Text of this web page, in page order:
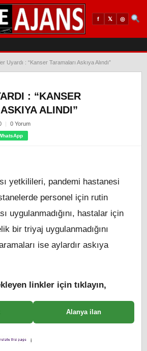
f 𝕏 ◎
Uyardı : “Kanser Taramaları Askıya Alındı”
: “KANSER
ALINDI”
0 Yorum
yetkilileri, pandemi hastanesi
personel için rutin
uygulanmadığını, hastalar için
bir triyaj uygulanmadığını
ise aylardır askıya
linkler için tıklayın,
Alanya ilan